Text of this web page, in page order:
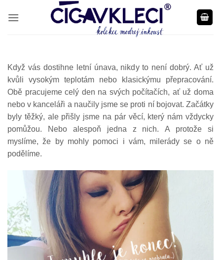
Když vás dostihne letní únava, nikdy to není dobrý. Ať už
kvůli vysokým teplotám nebo klasickýmu přepracování.
Obě pracujeme celý den na svých počítačích, ať už doma
nebo v kanceláři a naučily jsme se proti ní bojovat. Začátky
byly těžký, ale přišly jsme na pár věcí, který nám vždycky
pomůžou. Nebo alespoň jedna z nich. A protože si
myslíme, že by mohly pomoci i vám, milerády se o ně
podělíme.